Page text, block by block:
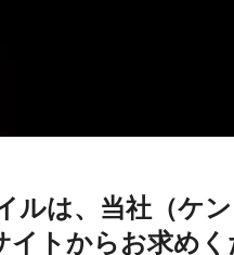
ルは、当社（ケン
イトからお求めく